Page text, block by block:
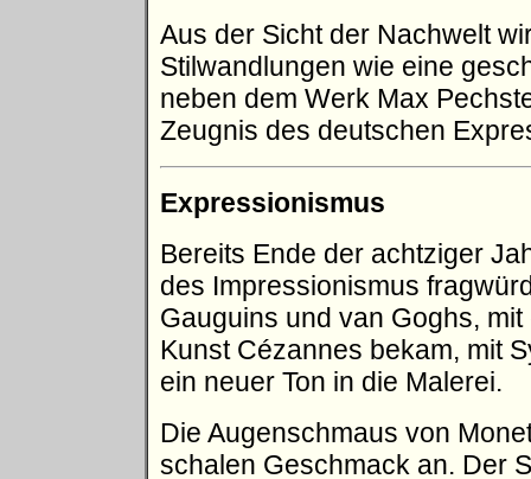
Aus der Sicht der Nachwelt
Stilwandlungen wie eine
neben dem Werk Max
Zeugnis des deutschen
Expressionismus
Bereits Ende der achtziger
des Impressionismus
Gauguins und van Goghs,
Kunst Cézannes bekam, mit
ein neuer Ton in die Malerei.
Die Augenschmaus von
schalen Geschmack an. Der